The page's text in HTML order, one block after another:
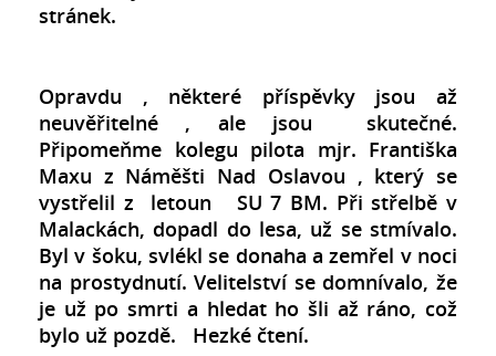
stránek.
Opravdu , některé příspěvky jsou až
neuvěřitelné , ale jsou skutečné.
Připomeňme kolegu pilota mjr. Františka
Maxu z Náměšti Nad Oslavou , který se
vystřelil z letoun SU 7 BM. Při střelbě v
Malackách, dopadl do lesa, už se stmívalo.
Byl v šoku, svlékl se donaha a zemřel v noci
na prostydnutí. Velitelství se domnívalo, že
je už po smrti a hledat ho šli až ráno, což
bylo už pozdě. Hezké čtení.